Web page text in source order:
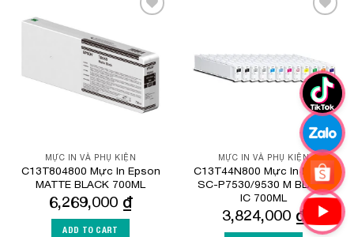
MỰC IN VÀ PHỤ KIỆN
C13T804800 Mực In Epson
MATTE BLACK 700ML
6,269,000 ₫
ADD TO CART
MỰC IN VÀ PHỤ KIỆN
C13T44N800 Mực In Epson
SC-P7530/9530 M BLACK
IC 700ML
3,824,000 ₫